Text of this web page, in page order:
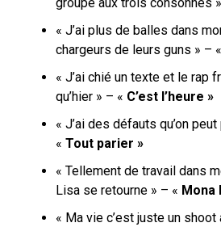
« J’ai plus de balles dans
chargeurs de leurs guns » – «
« J’ai chié un texte et le rap
qu’hier » – « C’est l’heure »
« J’ai des défauts qu’on
« Tout parier »
« Tellement de travail dans
Lisa se retourne » – « Mona
« Ma vie c’est juste un